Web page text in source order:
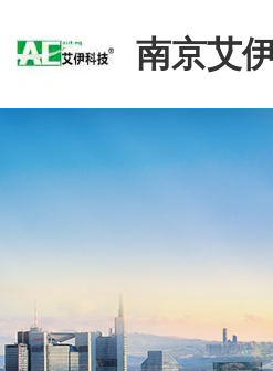
南京艾